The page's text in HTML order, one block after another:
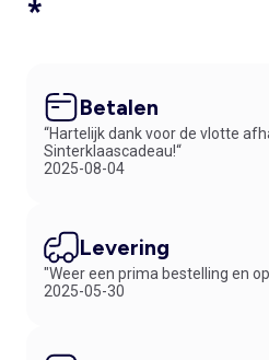
*
Betalen
“Hartelijk dank voor de vlotte
Sinterklaascadeau!“
2025-08-04
Levering
"Weer een prima bestelling en
2025-05-30